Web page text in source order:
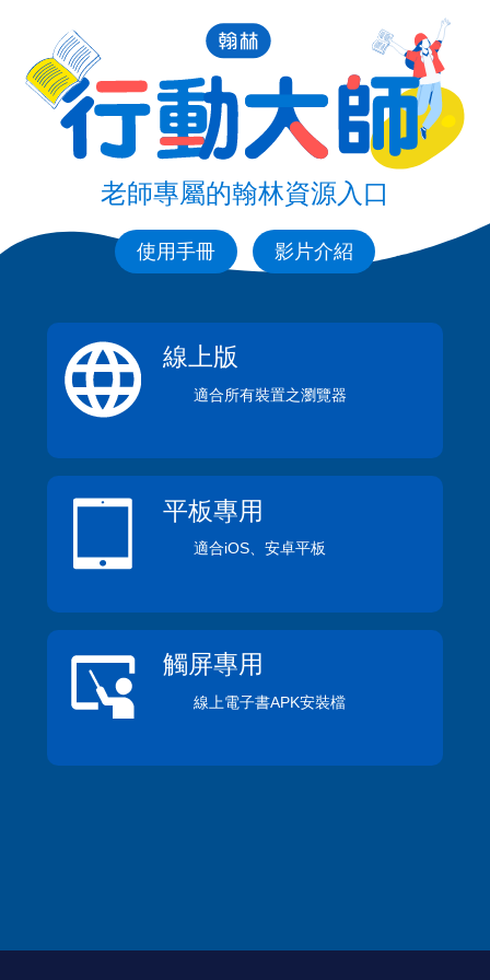
老師專屬的翰林資源入口
使用手冊 影片介紹
線上版
適合所有裝置之瀏覽器
平板專用
適合iOS、安卓平板
觸屏專用
線上電子書APK安裝檔